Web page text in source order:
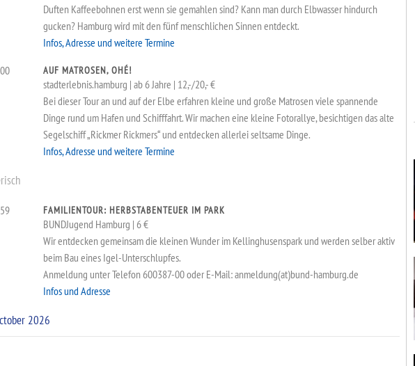
Duften Kaffeebohnen erst wenn sie gemahlen sind? Kann man durch Elbwasser hindurch
gucken? Hamburg wird mit den fünf menschlichen Sinnen entdeckt.
Infos, Adresse und weitere Termine
AUF MATROSEN, OHÉ!
stadterlebnis.hamburg | ab 6 Jahre | 12,-/20,- €
Bei dieser Tour an und auf der Elbe erfahren kleine und große Matrosen viele spannende
Dinge rund um Hafen und Schifffahrt. Wir machen eine kleine Fotorallye, besichtigen das alte
Segelschiff „Rickmer Rickmers“ und entdecken allerlei seltsame Dinge.
Infos, Adresse und weitere Termine
FAMILIENTOUR: HERBSTABENTEUER IM PARK
BUNDJugend Hamburg | 6 €
Wir entdecken gemeinsam die kleinen Wunder im Kellinghusenspark und werden selber aktiv
beim Bau eines Igel-Unterschlupfes.
Anmeldung unter Telefon 600387-00 oder E-Mail: anmeldung(at)bund-hamburg.de
Infos und Adresse
2026